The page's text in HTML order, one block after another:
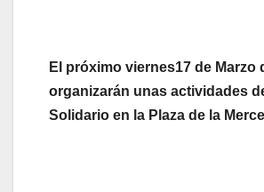
El próximo viernes17 de Marzo
organizarán unas actividades
Solidario en la Plaza de la